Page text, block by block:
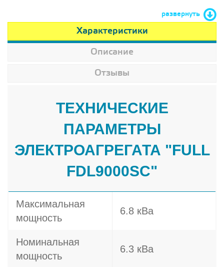
развернуть
Характеристики
Описание
Отзывы
ТЕХНИЧЕСКИЕ
ПАРАМЕТРЫ
ЭЛЕКТРОАГРЕГАТА "FULL
FDL9000SC"
Максимальная
мощность
6.8 кВа
Номинальная
мощность
6.3 кВа